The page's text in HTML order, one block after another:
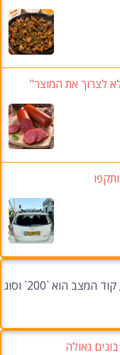
לצרוך את המוצר"
`http://www.israelhayom.co.il/rss.xml`; קוד המצב הוא `200` וסוג
גאולה